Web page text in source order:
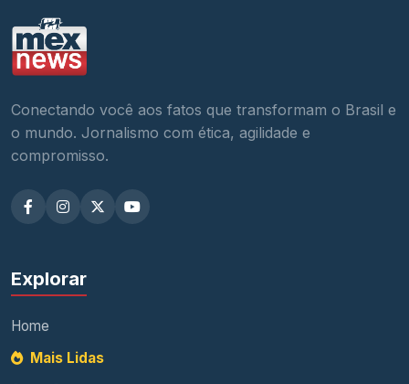
Conectando você aos fatos que transformam o Brasil e
o mundo. Jornalismo com ética, agilidade e
compromisso.
Explorar
Home
Mais Lidas